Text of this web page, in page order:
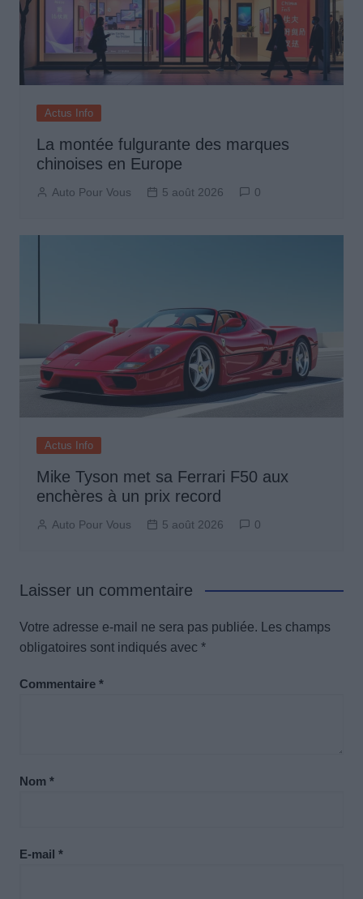
Actus Info
La montée fulgurante des marques
chinoises en Europe
Auto Pour Vous 5 août 2026 0
Actus Info
Mike Tyson met sa Ferrari F50 aux
enchères à un prix record
Auto Pour Vous 5 août 2026 0
Laisser un commentaire
Votre adresse e-mail ne sera pas publiée.
Les champs
obligatoires sont indiqués avec *
Commentaire *
Nom *
E-mail *